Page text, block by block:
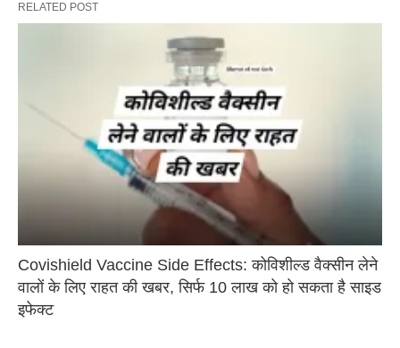
RELATED POST
Covishield Vaccine Side Effects: कोविशील्ड वैक्सीन लेने
वालों के लिए राहत की खबर, सिर्फ 10 लाख को हो सकता है साइड
इफेक्ट